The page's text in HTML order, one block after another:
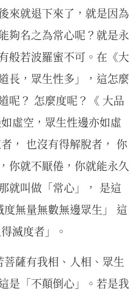
來就退下來了，就是因為
夠名之為常心呢？就是永
般若波羅蜜不可。在《大
長，眾生性多」，這怎麼
呢？ 怎麼度呢？《 大品
虛空，眾生性邊亦如虛
， 也沒有得解脫者， 你
你就不厭倦，你就能永久
就叫做「常心」， 是這
無量無數無邊眾生」 這
滅度者」。
薩有我相、人相、眾生
是「不顛倒心」。若是我